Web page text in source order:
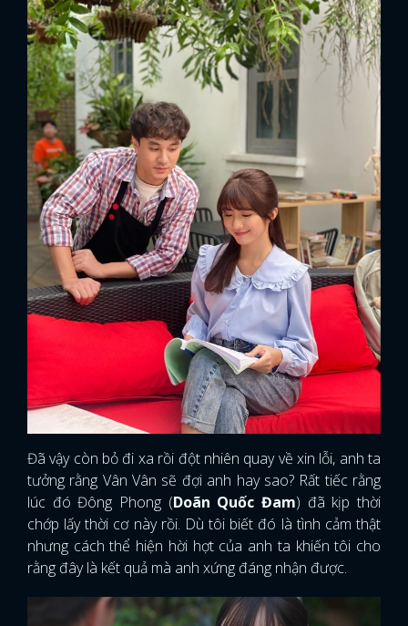
Đã vậy còn bỏ đi xa rồi đột nhiên quay về xin lỗi, anh ta
tưởng rằng Vân Vân sẽ đợi anh hay sao? Rất tiếc rằng
lúc đó Đông Phong (Doãn Quốc Đam) đã kịp thời
chớp lấy thời cơ này rồi. Dù tôi biết đó là tình cảm thật
nhưng cách thể hiện hời hợt của anh ta khiến tôi cho
rằng đây là kết quả mà anh xứng đáng nhận được.